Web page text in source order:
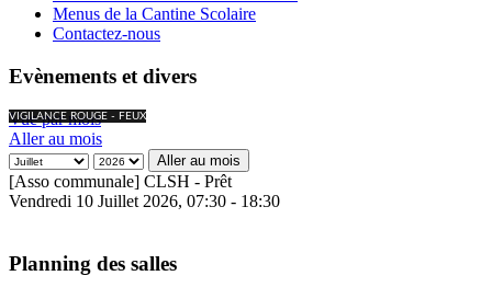
Menus de la Cantine Scolaire
Contactez-nous
Evènements et divers
VIGILANCE ROUGE - FEUX
Vue par mois
Aller au mois
Aller au mois
[Asso communale] CLSH - Prêt
Vendredi 10 Juillet 2026, 07:30 - 18:30
Planning des salles